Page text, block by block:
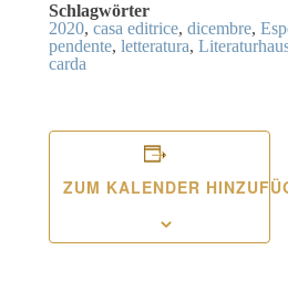
Schlag­wör­ter
2020, casa editri­ce, dicembre,
pen­den­te, let­te­ra­tura,
car­da
ZUM KALENDER